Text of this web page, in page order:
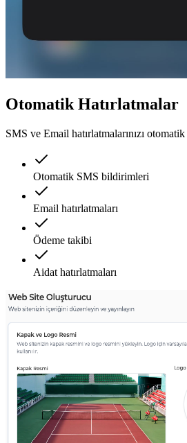
Otomatik Hatırlatmalar
SMS ve Email hatırlatmalarınızı
Otomatik SMS bildirimleri
Email hatırlatmaları
Ödeme takibi
Aidat hatırlatmaları